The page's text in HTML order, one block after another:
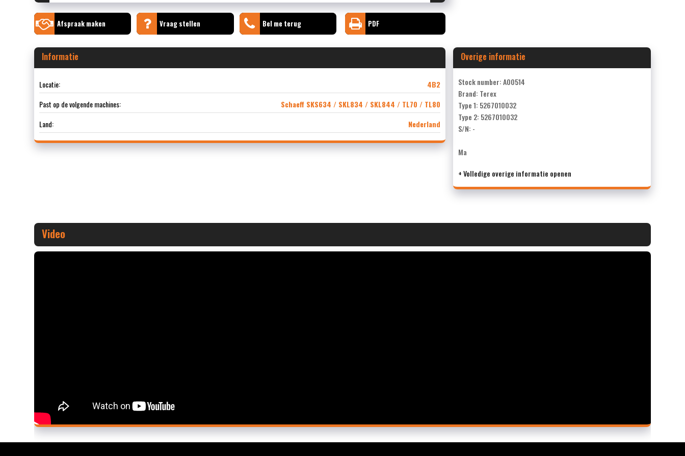
Afspraak maken Vraag stellen Bel me terug PDF
Informatie
Locatie:
4B2
Past op de volgende machines:
Schaeff SKS634 / SKL834 / SKL844 / TL70 / TL80
Land:
Nederland
Overige informatie
Stock number: A00514
Brand: Terex
Type 1: 5267010032
Type 2: 5267010032
S/N: -
Ma
+ Volledige overige informatie openen
Video